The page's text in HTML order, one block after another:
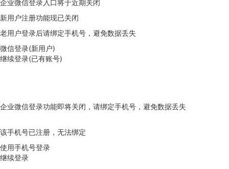
企业微信登录入口将于近期关闭
新用户注册功能现已关闭
老用户登录后请绑定手机号，避免数据丢失
微信登录(新用户)
继续登录(已有账号)
企业微信登录功能即将关闭，请绑定手机号，避免数据丢失
该手机号已注册，无法绑定
使用手机号登录
继续登录